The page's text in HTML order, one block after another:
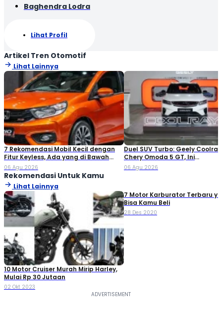
Baghendra Lodra
Lihat Profil
Artikel Tren Otomotif
Lihat Lainnya
7 Rekomendasi Mobil Kecil dengan
Fitur Keyless, Ada yang di Bawah
Rp80 Juta!
06 Agu 2026
Duel SUV Turbo: Geely
Chery Omoda 5 GT, Ini
Perbandingannya
06 Agu 2026
Rekomendasi Untuk Kamu
Lihat Lainnya
10 Motor Cruiser Murah Mirip Harley,
Mulai Rp 30 Jutaan
02 Okt 2023
7 Motor Karburator Terbaru
Bisa Kamu Beli
28 Des 2020